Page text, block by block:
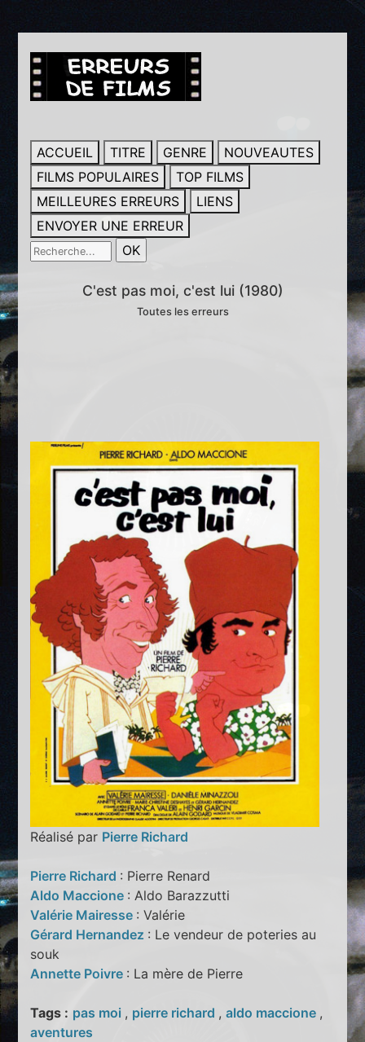
ACCUEIL TITRE GENRE
NOUVEAUTES
FILMS POPULAIRES
TOP FILMS
MEILLEURES ERREURS
LIENS
ENVOYER UNE ERREUR
C'est pas moi, c'est lui (1980)
Toutes les erreurs
Réalisé par Pierre Richard
Pierre Richard : Pierre Renard
Aldo Maccione : Aldo Barazzutti
Valérie Mairesse : Valérie
Gérard Hernandez : Le vendeur de poteries au
souk
Annette Poivre : La mère de Pierre
Tags : pas moi , pierre richard ,aldo maccione ,
aventures